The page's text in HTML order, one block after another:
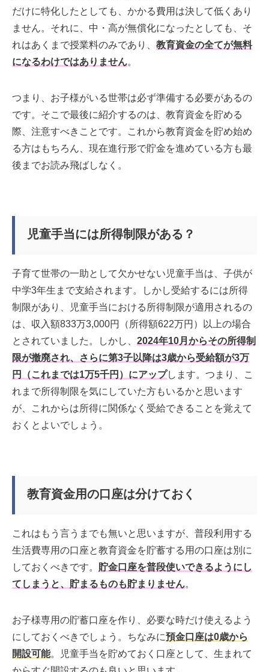
だけに特化したとしても、かかる費用は決して低くあり
ません。それに、中・高が無償化になったとしても、そ
れはあくまで授業料のみであり、 教育資金の全てが無料
になるわけではありません。
つまり、お子様がいる世帯は必ず準備する必要があるの
です。そこで最後に紹介するのは、教育資金を貯める
際、注意すべきことです。これから教育資金を貯め始め
る方はもちろん、現在進行形で貯金を進めている方も最
後までお読み飛ばしなく。
児童手当には所得制限がある？
子育て世帯の一助として欠かせない児童手当は、子供が
中学3年生まで支給されます。しかし受給するには所得
制限があり、児童手当における所得制限が適用されるの
は、収入額833万3,000円（所得額622万円）以上の場合
とされていました。しかし、 2024年10月からその所得制
限が撤廃され、さらに第3子以降は3歳から受給額が3万
円（これまでは1万5千円）にアップします。つまり、こ
れまで所得制限を気にしていた方もいるかと思います
が、これからは所得に関係なく受給できることを覚えて
おくとよいでしょう。
教育資金用の口座は分けておく
これはもう言うまでも無いと思いますが、普段利用する
生活費専用の口座と教育資金を貯蓄する用の口座は別に
しておくべきです。 貯金口座を普段使いできるようにし
てしまうと、貯まるものも貯まりません。
お子様専用の貯蓄口座を作り、必要な時だけ使えるよう
にしておくべきでしょう。ちなみに預金口座は0歳から
開設可能。児童手当を貯めておく口座として、生まれて